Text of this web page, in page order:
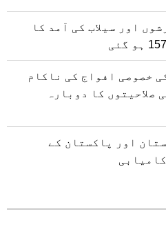
اور سیلاب کی آمد کا
خصوصی افواج کی ناکام
کا دوبارہ
اور پاکستان کے